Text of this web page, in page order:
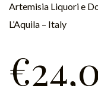
Artemisia Liquori e
L’Aquila – Italy
€